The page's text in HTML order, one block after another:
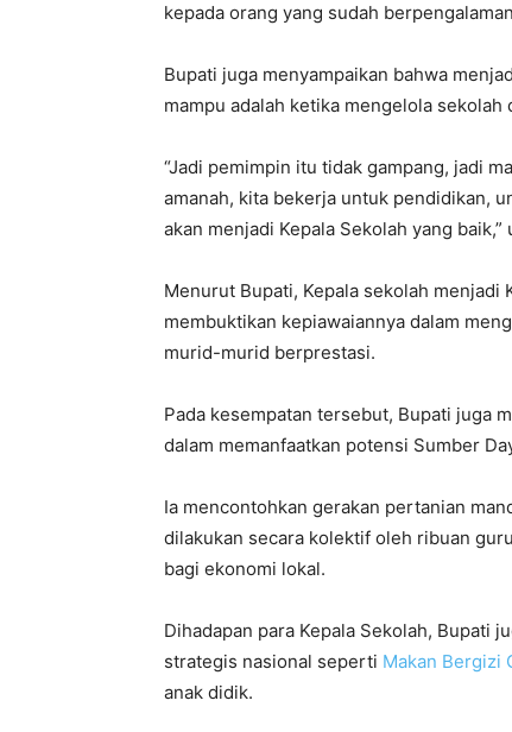
kepada orang yang sudah
Bupati juga menyampaikan bahwa
mampu adalah ketika mengelola
“Jadi pemimpin itu tidak gampang, jadi
amanah, kita bekerja untuk pendidikan,
akan menjadi Kepala Sekolah yang baik,”
Menurut Bupati, Kepala sekolah menjadi
membuktikan kepiawaiannya dalam
murid-murid berprestasi.
Pada kesempatan tersebut, Bupati juga
dalam memanfaatkan potensi Sumber
Ia mencontohkan gerakan pertanian
dilakukan secara kolektif oleh ribuan
bagi ekonomi lokal.
Dihadapan para Kepala Sekolah, Bupati
strategis nasional seperti Makan Bergizi
anak didik.